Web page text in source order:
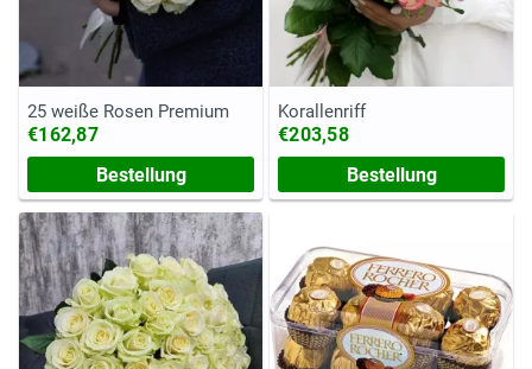
25 weiße Rosen Premium
€162,87
Bestellung
Korallenriff
€203,58
Bestellung